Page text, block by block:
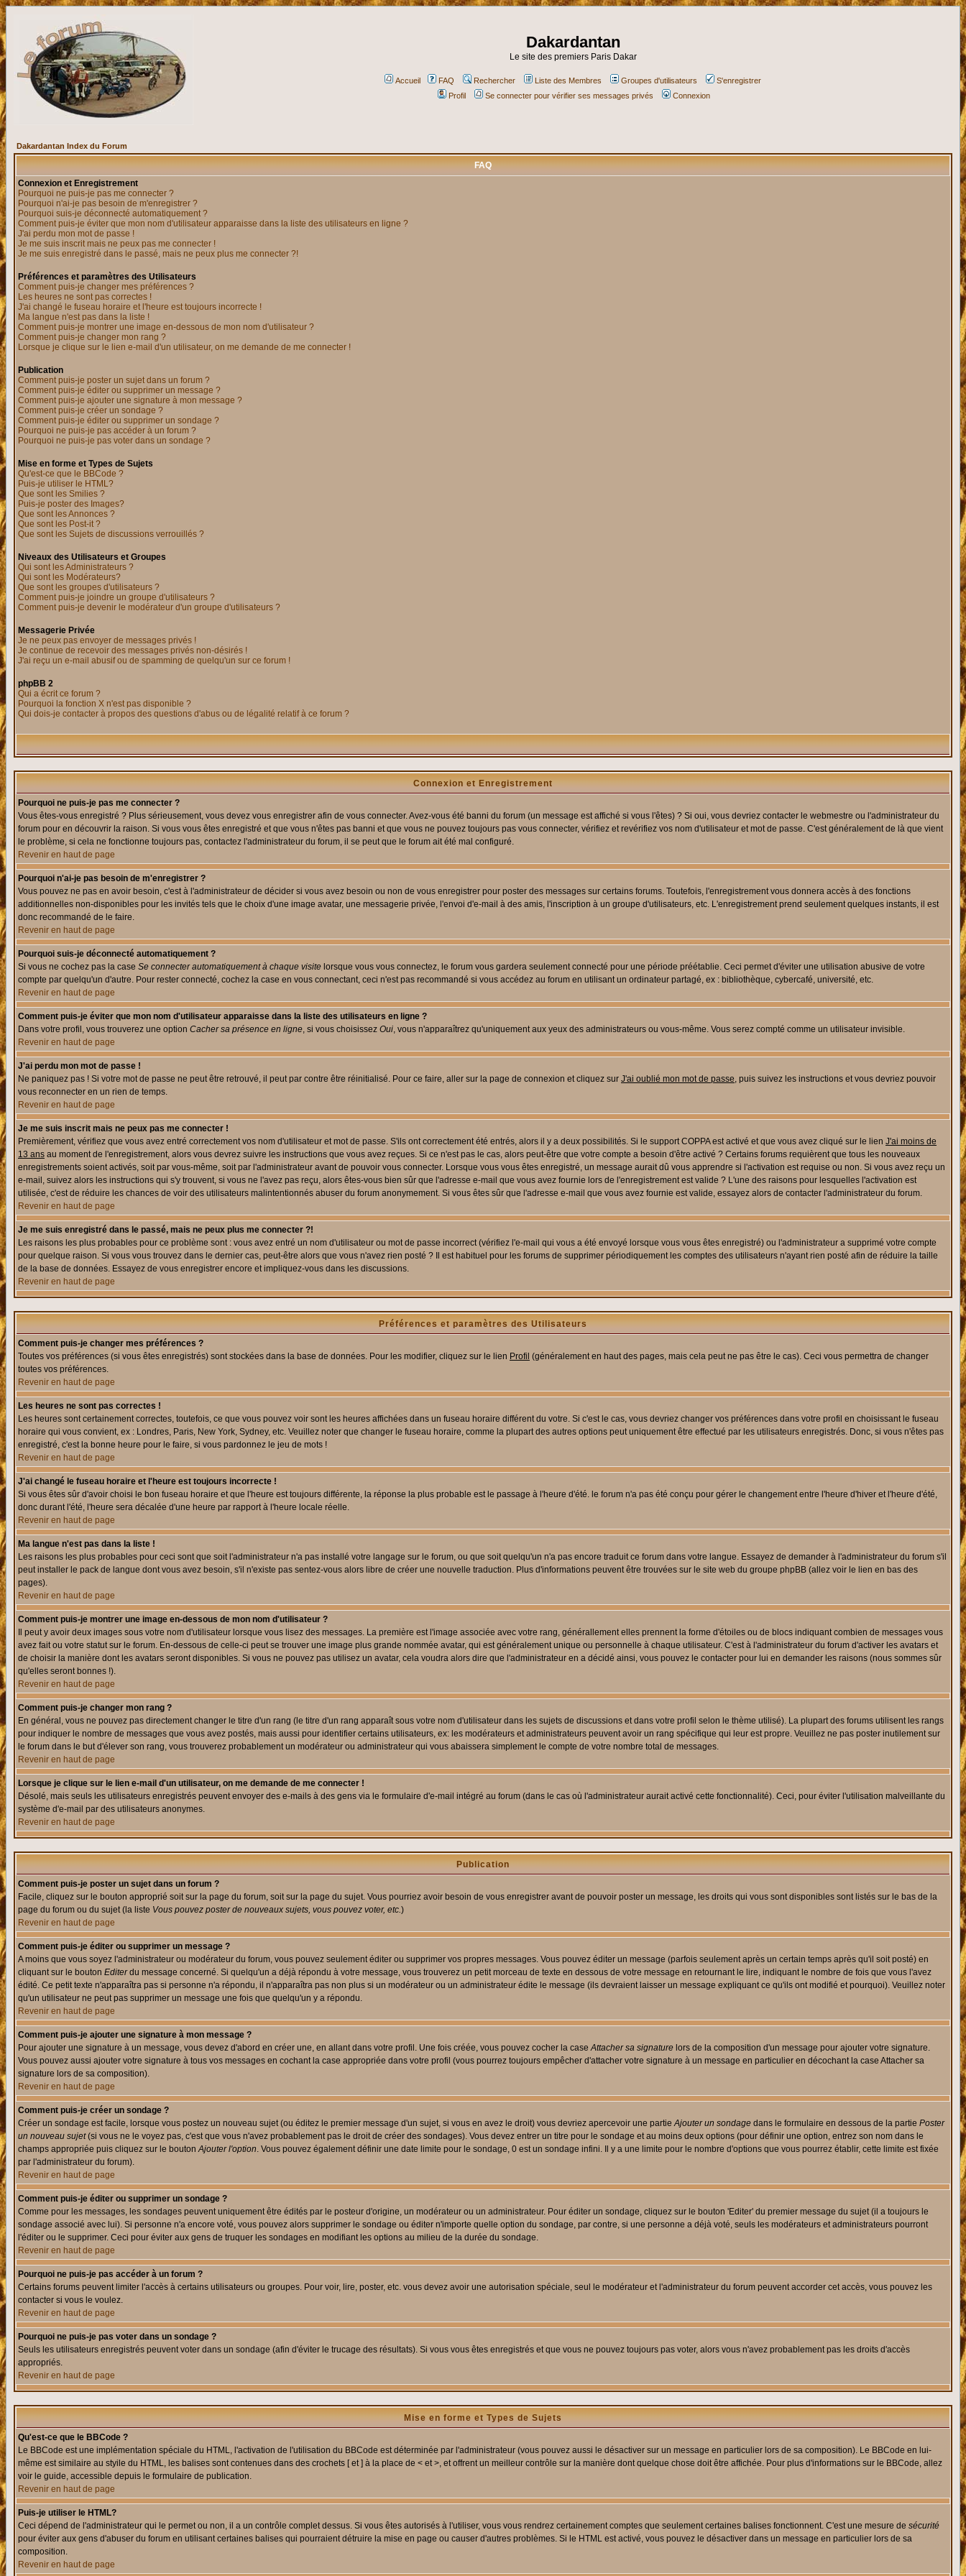
Dakardantan
Le site des premiers Paris Dakar
Accueil FAQ Rechercher Liste des Membres Groupes d'utilisateurs
S'enregistrer
Profil
Se connecter pour vérifier ses messages privés Connexion
Dakardantan Index du Forum
FAQ
Connexion et Enregistrement
Pourquoi ne puis-je pas me connecter ?
Pourquoi n'ai-je pas besoin de m'enregistrer ?
Pourquoi suis-je déconnecté automatiquement ?
Comment puis-je éviter que mon nom d'utilisateur apparaisse dans la liste des utilisateurs en ligne ?
J'ai perdu mon mot de passe !
Je me suis inscrit mais ne peux pas me connecter !
Je me suis enregistré dans le passé, mais ne peux plus me connecter ?!
Préférences et paramètres des Utilisateurs
Comment puis-je changer mes préférences ?
Les heures ne sont pas correctes !
J'ai changé le fuseau horaire et l'heure est toujours incorrecte !
Ma langue n'est pas dans la liste !
Comment puis-je montrer une image en-dessous de mon nom d'utilisateur ?
Comment puis-je changer mon rang ?
Lorsque je clique sur le lien e-mail d'un utilisateur, on me demande de me connecter !
Publication
Comment puis-je poster un sujet dans un forum ?
Comment puis-je éditer ou supprimer un message ?
Comment puis-je ajouter une signature à mon message ?
Comment puis-je créer un sondage ?
Comment puis-je éditer ou supprimer un sondage ?
Pourquoi ne puis-je pas accéder à un forum ?
Pourquoi ne puis-je pas voter dans un sondage ?
Mise en forme et Types de Sujets
Qu'est-ce que le BBCode ?
Puis-je utiliser le HTML?
Que sont les Smilies ?
Puis-je poster des Images?
Que sont les Annonces ?
Que sont les Post-it ?
Que sont les Sujets de discussions verrouillés ?
Niveaux des Utilisateurs et Groupes
Qui sont les Administrateurs ?
Qui sont les Modérateurs?
Que sont les groupes d'utilisateurs ?
Comment puis-je joindre un groupe d'utilisateurs ?
Comment puis-je devenir le modérateur d'un groupe d'utilisateurs ?
Messagerie Privée
Je ne peux pas envoyer de messages privés !
Je continue de recevoir des messages privés non-désirés !
J'ai reçu un e-mail abusif ou de spamming de quelqu'un sur ce forum !
phpBB 2
Qui a écrit ce forum ?
Pourquoi la fonction X n'est pas disponible ?
Qui dois-je contacter à propos des questions d'abus ou de légalité relatif à ce forum ?
Connexion et Enregistrement
Pourquoi ne puis-je pas me connecter ?
Vous êtes-vous enregistré ? Plus sérieusement, vous devez vous enregistrer afin de vous connecter. Avez-vous été banni du forum (un message est affiché si vous l'êtes) ? Si oui, vous devriez contacter le webmestre ou l'administrateur du
forum pour en découvrir la raison. Si vous vous êtes enregistré et que vous n'êtes pas banni et que vous ne pouvez toujours pas vous connecter, vérifiez et revérifiez vos nom d'utilisateur et mot de passe. C'est généralement de là que vient
le problème, si cela ne fonctionne toujours pas, contactez l'administrateur du forum, il se peut que le forum ait été mal configuré.
Revenir en haut de page
Pourquoi n'ai-je pas besoin de m'enregistrer ?
Vous pouvez ne pas en avoir besoin, c'est à l'administrateur de décider si vous avez besoin ou non de vous enregistrer pour poster des messages sur certains forums. Toutefois, l'enregistrement vous donnera accès à des fonctions
additionnelles non-disponibles pour les invités tels que le choix d'une image avatar, une messagerie privée, l'envoi d'e-mail à des amis, l'inscription à un groupe d'utilisateurs, etc. L'enregistrement prend seulement quelques instants, il est
donc recommandé de le faire.
Revenir en haut de page
Pourquoi suis-je déconnecté automatiquement ?
Si vous ne cochez pas la case Se connecter automatiquement à chaque visite lorsque vous vous connectez, le forum vous gardera seulement connecté pour une période préétablie. Ceci permet d'éviter une utilisation abusive de votre
compte par quelqu'un d'autre. Pour rester connecté, cochez la case en vous connectant, ceci n'est pas recommandé si vous accédez au forum en utilisant un ordinateur partagé, ex : bibliothèque, cybercafé, université, etc.
Revenir en haut de page
Comment puis-je éviter que mon nom d'utilisateur apparaisse dans la liste des utilisateurs en ligne ?
Dans votre profil, vous trouverez une option Cacher sa présence en ligne, si vous choisissez Oui, vous n'apparaîtrez qu'uniquement aux yeux des administrateurs ou vous-même. Vous serez compté comme un utilisateur invisible.
Revenir en haut de page
J'ai perdu mon mot de passe !
Ne paniquez pas ! Si votre mot de passe ne peut être retrouvé, il peut par contre être réinitialisé. Pour ce faire, aller sur la page de connexion et cliquez sur J'ai oublié mon mot de passe, puis suivez les instructions et vous devriez pouvoir
vous reconnecter en un rien de temps.
Revenir en haut de page
Je me suis inscrit mais ne peux pas me connecter !
Premièrement, vérifiez que vous avez entré correctement vos nom d'utilisateur et mot de passe. S'ils ont correctement été entrés, alors il y a deux possibilités. Si le support COPPA est activé et que vous avez cliqué sur le lien J'ai moins de
13 ans au moment de l'enregistrement, alors vous devrez suivre les instructions que vous avez reçues. Si ce n'est pas le cas, alors peut-être que votre compte a besoin d'être activé ? Certains forums requièrent que tous les nouveaux
enregistrements soient activés, soit par vous-même, soit par l'administrateur avant de pouvoir vous connecter. Lorsque vous vous êtes enregistré, un message aurait dû vous apprendre si l'activation est requise ou non. Si vous avez reçu un
e-mail, suivez alors les instructions qui s'y trouvent, si vous ne l'avez pas reçu, alors êtes-vous bien sûr que l'adresse e-mail que vous avez fournie lors de l'enregistrement est valide ? L'une des raisons pour lesquelles l'activation est
utilisée, c'est de réduire les chances de voir des utilisateurs malintentionnés abuser du forum anonymement. Si vous êtes sûr que l'adresse e-mail que vous avez fournie est valide, essayez alors de contacter l'administrateur du forum.
Revenir en haut de page
Je me suis enregistré dans le passé, mais ne peux plus me connecter ?!
Les raisons les plus probables pour ce problème sont : vous avez entré un nom d'utilisateur ou mot de passe incorrect (vérifiez l'e-mail qui vous a été envoyé lorsque vous vous êtes enregistré) ou l'administrateur a supprimé votre compte
pour quelque raison. Si vous vous trouvez dans le dernier cas, peut-être alors que vous n'avez rien posté ? Il est habituel pour les forums de supprimer périodiquement les comptes des utilisateurs n'ayant rien posté afin de réduire la taille
de la base de données. Essayez de vous enregistrer encore et impliquez-vous dans les discussions.
Revenir en haut de page
Préférences et paramètres des Utilisateurs
Comment puis-je changer mes préférences ?
Toutes vos préférences (si vous êtes enregistrés) sont stockées dans la base de données. Pour les modifier, cliquez sur le lien Profil (généralement en haut des pages, mais cela peut ne pas être le cas). Ceci vous permettra de changer
toutes vos préférences.
Revenir en haut de page
Les heures ne sont pas correctes !
Les heures sont certainement correctes, toutefois, ce que vous pouvez voir sont les heures affichées dans un fuseau horaire différent du votre. Si c'est le cas, vous devriez changer vos préférences dans votre profil en choisissant le fuseau
horaire qui vous convient, ex : Londres, Paris, New York, Sydney, etc. Veuillez noter que changer le fuseau horaire, comme la plupart des autres options peut uniquement être effectué par les utilisateurs enregistrés. Donc, si vous n'êtes pas
enregistré, c'est la bonne heure pour le faire, si vous pardonnez le jeu de mots !
Revenir en haut de page
J'ai changé le fuseau horaire et l'heure est toujours incorrecte !
Si vous êtes sûr d'avoir choisi le bon fuseau horaire et que l'heure est toujours différente, la réponse la plus probable est le passage à l'heure d'été. le forum n'a pas été conçu pour gérer le changement entre l'heure d'hiver et l'heure d'été,
donc durant l'été, l'heure sera décalée d'une heure par rapport à l'heure locale réelle.
Revenir en haut de page
Ma langue n'est pas dans la liste !
Les raisons les plus probables pour ceci sont que soit l'administrateur n'a pas installé votre langage sur le forum, ou que soit quelqu'un n'a pas encore traduit ce forum dans votre langue. Essayez de demander à l'administrateur du forum s'il
peut installer le pack de langue dont vous avez besoin, s'il n'existe pas sentez-vous alors libre de créer une nouvelle traduction. Plus d'informations peuvent être trouvées sur le site web du groupe phpBB (allez voir le lien en bas des
pages).
Revenir en haut de page
Comment puis-je montrer une image en-dessous de mon nom d'utilisateur ?
Il peut y avoir deux images sous votre nom d'utilisateur lorsque vous lisez des messages. La première est l'image associée avec votre rang, générallement elles prennent la forme d'étoiles ou de blocs indiquant combien de messages vous
avez fait ou votre statut sur le forum. En-dessous de celle-ci peut se trouver une image plus grande nommée avatar, qui est généralement unique ou personnelle à chaque utilisateur. C'est à l'administrateur du forum d'activer les avatars et
de choisir la manière dont les avatars seront disponibles. Si vous ne pouvez pas utilisez un avatar, cela voudra alors dire que l'administrateur en a décidé ainsi, vous pouvez le contacter pour lui en demander les raisons (nous sommes sûr
qu'elles seront bonnes !).
Revenir en haut de page
Comment puis-je changer mon rang ?
En général, vous ne pouvez pas directement changer le titre d'un rang (le titre d'un rang apparaît sous votre nom d'utilisateur dans les sujets de discussions et dans votre profil selon le thème utilisé). La plupart des forums utilisent les rangs
pour indiquer le nombre de messages que vous avez postés, mais aussi pour identifier certains utilisateurs, ex: les modérateurs et administrateurs peuvent avoir un rang spécifique qui leur est propre. Veuillez ne pas poster inutilement sur
le forum dans le but d'élever son rang, vous trouverez probablement un modérateur ou administrateur qui vous abaissera simplement le compte de votre nombre total de messages.
Revenir en haut de page
Lorsque je clique sur le lien e-mail d'un utilisateur, on me demande de me connecter !
Désolé, mais seuls les utilisateurs enregistrés peuvent envoyer des e-mails à des gens via le formulaire d'e-mail intégré au forum (dans le cas où l'administrateur aurait activé cette fonctionnalité). Ceci, pour éviter l'utilisation malveillante du
système d'e-mail par des utilisateurs anonymes.
Revenir en haut de page
Publication
Comment puis-je poster un sujet dans un forum ?
Facile, cliquez sur le bouton approprié soit sur la page du forum, soit sur la page du sujet. Vous pourriez avoir besoin de vous enregistrer avant de pouvoir poster un message, les droits qui vous sont disponibles sont listés sur le bas de la
page du forum ou du sujet (la liste Vous pouvez poster de nouveaux sujets, vous pouvez voter, etc.)
Revenir en haut de page
Comment puis-je éditer ou supprimer un message ?
A moins que vous soyez l'administrateur ou modérateur du forum, vous pouvez seulement éditer ou supprimer vos propres messages. Vous pouvez éditer un message (parfois seulement après un certain temps après qu'il soit posté) en
cliquant sur le bouton Editerdu message concerné. Si quelqu'un a déjà répondu à votre message, vous trouverez un petit morceau de texte en dessous de votre message en retournant le lire, indiquant le nombre de fois que vous l'avez
édité. Ce petit texte n'apparaîtra pas si personne n'a répondu, il n'apparaîtra pas non plus si un modérateur ou un administrateur édite le message (ils devraient laisser un message expliquant ce qu'ils ont modifié et pourquoi). Veuillez noter
qu'un utilisateur ne peut pas supprimer un message une fois que quelqu'un y a répondu.
Revenir en haut de page
Comment puis-je ajouter une signature à mon message ?
Pour ajouter une signature à un message, vous devez d'abord en créer une, en allant dans votre profil. Une fois créée, vous pouvez cocher la caseAttacher sa signature lors de la composition d'un message pour ajouter votre signature.
Vous pouvez aussi ajouter votre signature à tous vos messages en cochant la case appropriée dans votre profil (vous pourrez toujours empêcher d'attacher votre signature à un message en particulier en décochant la case Attacher sa
signature lors de sa composition).
Revenir en haut de page
Comment puis-je créer un sondage ?
Créer un sondage est facile, lorsque vous postez un nouveau sujet (ou éditez le premier message d'un sujet, si vous en avez le droit) vous devriez apercevoir une partieAjouter un sondage dans le formulaire en dessous de la partie Poster
un nouveau sujet(si vous ne le voyez pas, c'est que vous n'avez probablement pas le droit de créer des sondages). Vous devez entrer un titre pour le sondage et au moins deux options (pour définir une option, entrez son nom dans le
champs appropriée puis cliquez sur le boutonAjouter l'option. Vous pouvez également définir une date limite pour le sondage, 0 est un sondage infini. Il y a une limite pour le nombre d'options que vous pourrez établir, cette limite est fixée
par l'administrateur du forum).
Revenir en haut de page
Comment puis-je éditer ou supprimer un sondage ?
Comme pour les messages, les sondages peuvent uniquement être édités par le posteur d'origine, un modérateur ou un administrateur. Pour éditer un sondage, cliquez sur le bouton 'Editer' du premier message du sujet (il a toujours le
sondage associé avec lui). Si personne n'a encore voté, vous pouvez alors supprimer le sondage ou éditer n'importe quelle option du sondage, par contre, si une personne a déjà voté, seuls les modérateurs et administrateurs pourront
l'éditer ou le supprimer. Ceci pour éviter aux gens de truquer les sondages en modifiant les options au milieu de la durée du sondage.
Revenir en haut de page
Pourquoi ne puis-je pas accéder à un forum ?
Certains forums peuvent limiter l'accès à certains utilisateurs ou groupes. Pour voir, lire, poster, etc. vous devez avoir une autorisation spéciale, seul le modérateur et l'administrateur du forum peuvent accorder cet accès, vous pouvez les
contacter si vous le voulez.
Revenir en haut de page
Pourquoi ne puis-je pas voter dans un sondage ?
Seuls les utilisateurs enregistrés peuvent voter dans un sondage (afin d'éviter le trucage des résultats). Si vous vous êtes enregistrés et que vous ne pouvez toujours pas voter, alors vous n'avez probablement pas les droits d'accès
appropriés.
Revenir en haut de page
Mise en forme et Types de Sujets
Qu'est-ce que le BBCode ?
Le BBCode est une implémentation spéciale du HTML, l'activation de l'utilisation du BBCode est déterminée par l'administrateur (vous pouvez aussi le désactiver sur un message en particulier lors de sa composition). Le BBCode en lui-
même est similaire au styile du HTML, les balises sont contenues dans des crochets [ et ] à la place de < et >, et offrent un meilleur contrôle sur la manière dont quelque chose doit être affichée. Pour plus d'informations sur le BBCode, allez
voir le guide, accessible depuis le formulaire de publication.
Revenir en haut de page
Puis-je utiliser le HTML?
Ceci dépend de l'administrateur qui le permet ou non, il a un contrôle complet dessus. Si vous êtes autorisés à l'utiliser, vous vous rendrez certainement comptes que seulement certaines balises fonctionnent. C'est une mesure de sécurité
pour éviter aux gens d'abuser du forum en utilisant certaines balises qui pourraient détruire la mise en page ou causer d'autres problèmes. Si le HTML est activé, vous pouvez le désactiver dans un message en particulier lors de sa
composition.
Revenir en haut de page